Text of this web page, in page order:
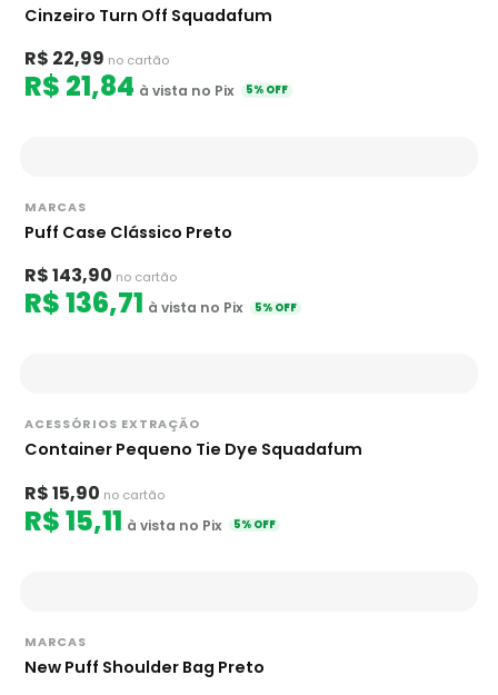
Cinzeiro Turn Off Squadafum
R$ 22,99 no cartão
R$ 21,84 à vista no Pix 5% OFF
MARCAS
Puff Case Clássico Preto
R$ 143,90 no cartão
R$ 136,71 à vista no Pix 5% OFF
ACESSÓRIOS EXTRAÇÃO
Container Pequeno Tie Dye Squadafum
R$ 15,90 no cartão
R$ 15,11 à vista no Pix 5% OFF
MARCAS
New Puff Shoulder Bag Preto